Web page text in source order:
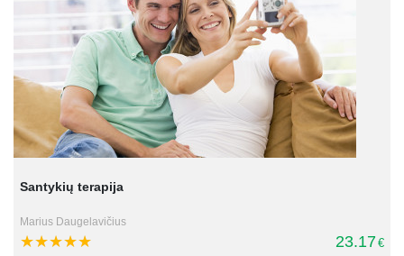
Santykių terapija
Marius Daugelavičius
23.17€